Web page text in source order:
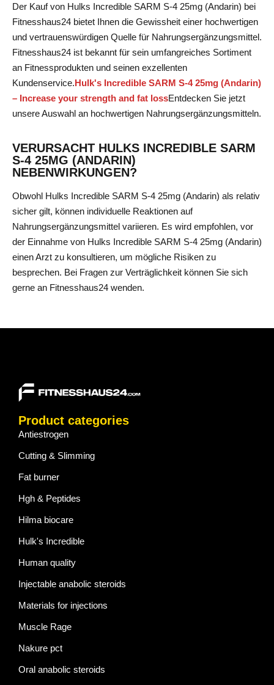
Der Kauf von Hulks Incredible SARM S-4 25mg (Andarin) bei
Fitnesshaus24 bietet Ihnen die Gewissheit einer hochwertigen
und vertrauenswürdigen Quelle für Nahrungsergänzungsmittel.
Fitnesshaus24 ist bekannt für sein umfangreiches Sortiment
an Fitnessprodukten und seinen exzellenten
Kundenservice.Hulk's Incredible SARM S-4 25mg (Andarin)
– Increase your strength and fat lossEntdecken Sie jetzt
unsere Auswahl an hochwertigen Nahrungsergänzungsmitteln.
VERURSACHT HULKS INCREDIBLE SARM
S-4 25MG (ANDARIN)
NEBENWIRKUNGEN?
Obwohl Hulks Incredible SARM S-4 25mg (Andarin) als relativ
sicher gilt, können individuelle Reaktionen auf
Nahrungsergänzungsmittel variieren. Es wird empfohlen, vor
der Einnahme von Hulks Incredible SARM S-4 25mg (Andarin)
einen Arzt zu konsultieren, um mögliche Risiken zu
besprechen. Bei Fragen zur Verträglichkeit können Sie sich
gerne an Fitnesshaus24 wenden.
Product categories
Antiestrogen
Cutting & Slimming
Fat burner
Hgh & Peptides
Hilma biocare
Hulk's Incredible
Human quality
Injectable anabolic steroids
Materials for injections
Muscle Rage
Nakure pct
Oral anabolic steroids